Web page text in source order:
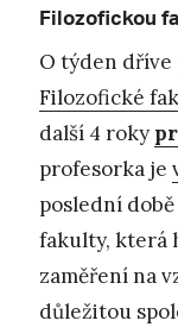
Filozofickou
O týden dříve
Filozofické
další 4 roky
profesorka je
poslední
fakulty, která
zaměření na
důležitou